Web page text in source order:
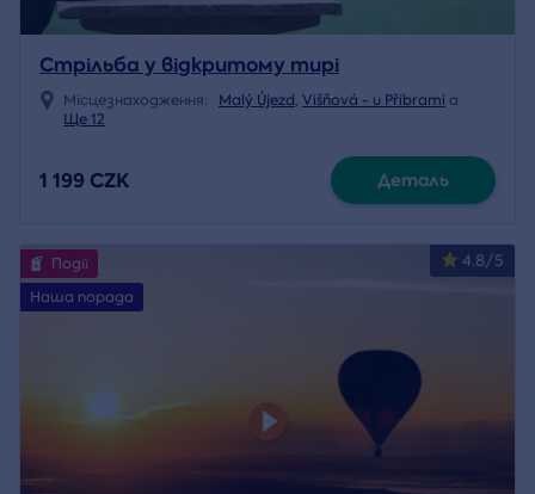
Стрільба у відкритому тирі
Місцезнаходження: Malý Újezd, Višňová - u Příbrami a
Ще 12
1 199 CZK Деталь
4.8/5
Події
Наша порада